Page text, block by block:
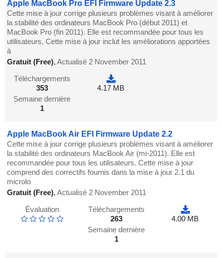
Apple MacBook Pro EFI Firmware Update 2.3
Cette mise à jour corrige plusieurs problèmes visant à améliorer
la stabilité des ordinateurs MacBook Pro (début 2011) et
MacBook Pro (fin 2011). Elle est recommandée pour tous les
utilisateurs. Cette mise à jour inclut les améliorations apportées
à
Gratuit (Free),Actualisé 2 November 2011
Téléchargements
353
Semaine dernière
1
4.17 MB
Apple MacBook Air EFI Firmware Update 2.2
Cette mise à jour corrige plusieurs problèmes visant à améliorer
la stabilité des ordinateurs MacBook Air (mi-2011). Elle est
recommandée pour tous les utilisateurs. Cette mise à jour
comprend des correctifs fournis dans la mise à jour 2.1 du
microlo
Gratuit (Free),Actualisé 2 November 2011
Évaluation
Téléchargements
263
Semaine dernière
1
4.00 MB